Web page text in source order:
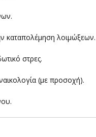
καταπολέμηση λοιμώξεων.
στρες.
(με προσοχή).